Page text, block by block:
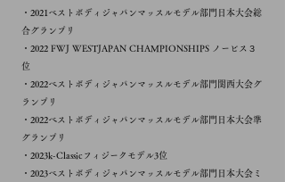
・2021ベストボディジャパンマッスルモデル部門日本大会総
合​グランプリ
・2022 FWJ WESTJAPAN CHAMPIONSHIPS ノービス３
位
・2022べストボディジャパンマッスルモデル部門関西大会グ
ランプリ
・2022べストボディジャパンマッスルモデル部門日本大会準
グランプリ
・2023k-Classicフィジークモデル3位
・2023ベストボディジャパンマッスルモデル部門日本大会ミ